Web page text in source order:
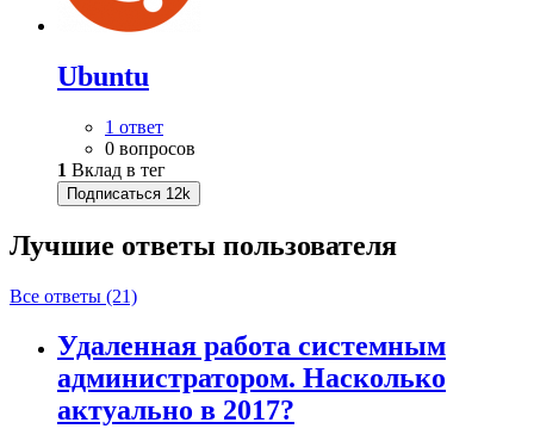
Ubuntu
1 ответ
0 вопросов
1 Вклад в тег
Подписаться 12k
Лучшие ответы пользователя
Все ответы (21)
Удаленная работа системным
администратором. Насколько
актуально в 2017?